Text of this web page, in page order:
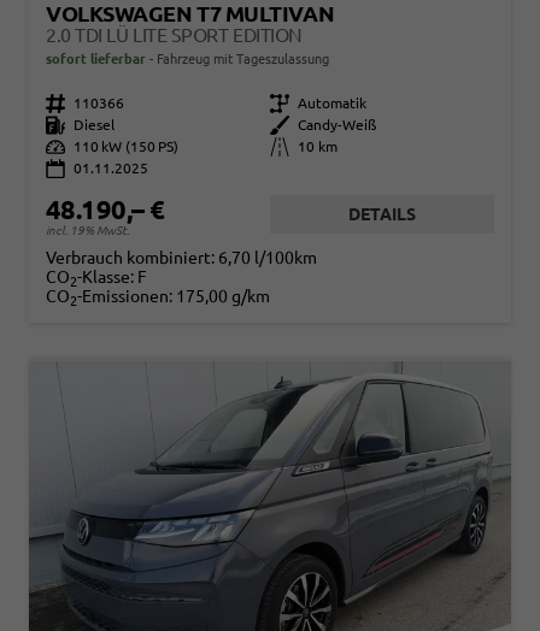
VOLKSWAGEN T7 MULTIVAN
2.0 TDI LÜ LITE SPORT EDITION
sofort lieferbar Fahrzeug mit Tageszulassung
Fahrzeugnr. 110366 Getriebe Automatik
Kraftstoff
Diesel Außenfarbe
Candy-Weiß
Leistung
110 kW (150 PS) Kilometerstand
10 km
01.11.2025
48.190,– €
incl. 19% MwSt.
DETAILS
Verbrauch kombiniert: 6,70 l/100km
CO2-Klasse: F
CO2-Emissionen: 175,00 g/km